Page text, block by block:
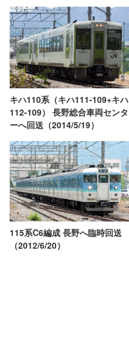
キハ110系（キハ111-109+キハ
112-109） 長野総合車両センタ
ーへ回送（2014/5/19）
115系C6編成 長野へ臨時回送
（2012/6/20）